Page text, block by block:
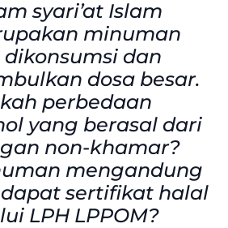
syari’at Islam
minuman
dan
dosa besar.
perbedaan
yang berasal dari
non-khamar?
mengandung
sertifikat halal
LPH LPPOM?